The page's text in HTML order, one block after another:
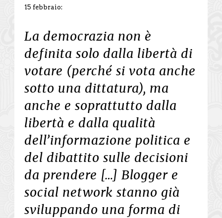
15 febbraio:
La democrazia non è
definita solo dalla libertà di
votare (perché si vota anche
sotto una dittatura), ma
anche e soprattutto dalla
libertà e dalla qualità
dell’informazione politica e
del dibattito sulle decisioni
da prendere […] Blogger e
social network stanno già
sviluppando una forma di